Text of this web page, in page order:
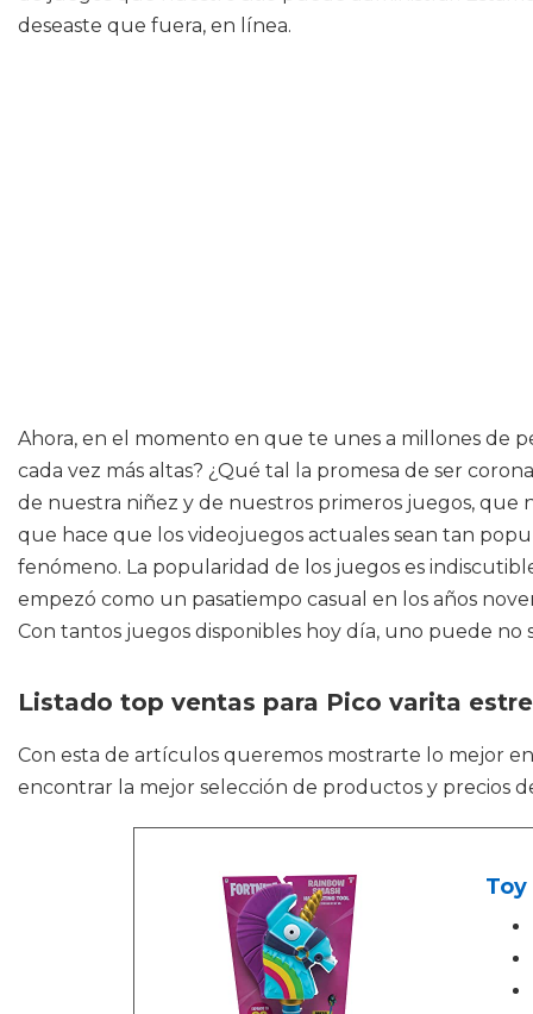
deseaste que fuera, en línea.
Ahora, en el momento en que te unes a millones de
cada vez más altas? ¿Qué tal la promesa de ser
de nuestra niñez y de nuestros primeros juegos, que
que hace que los videojuegos actuales sean tan
fenómeno. La popularidad de los juegos es
empezó como un pasatiempo casual en los años
Con tantos juegos disponibles hoy día, uno puede no
Listado top ventas para Pico varita
Con esta de artículos queremos mostrarte lo mejor
encontrar la mejor selección de productos y precios